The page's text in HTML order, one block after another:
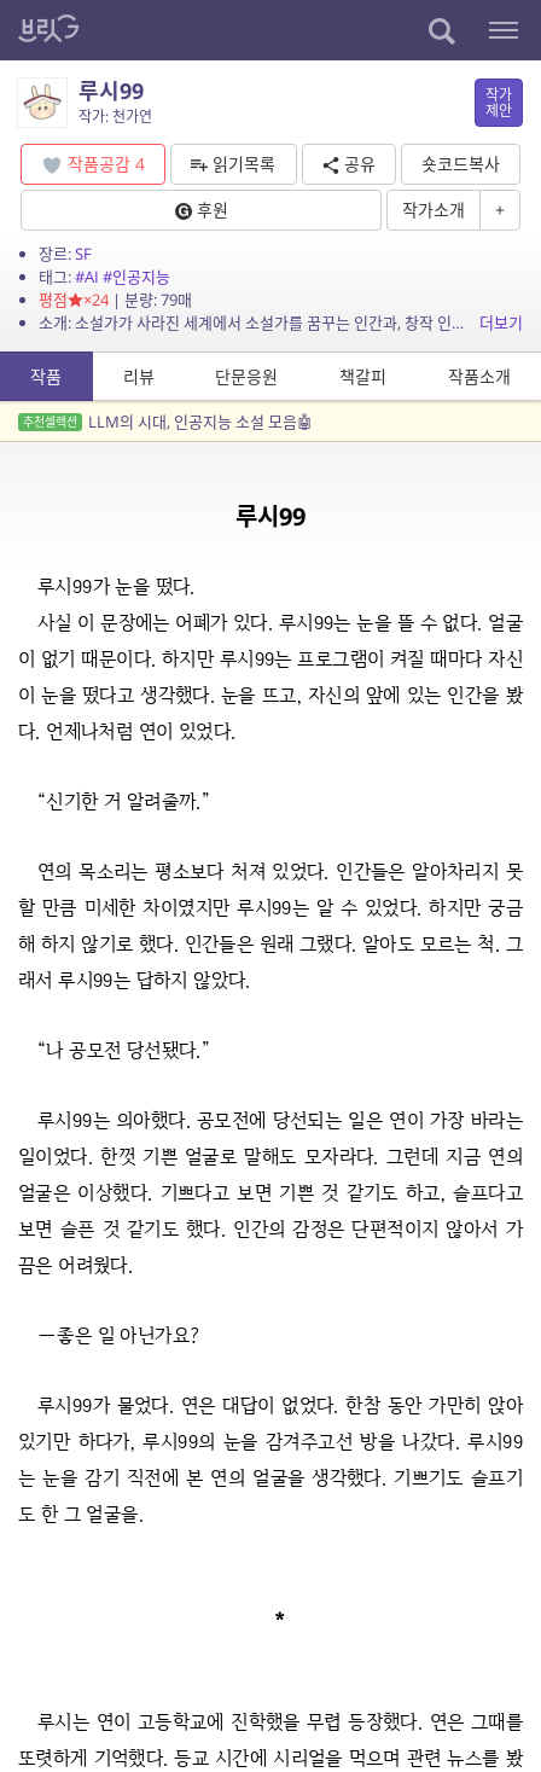
루시99
작가: 천가연
작가
제안
작품공감 4 읽기목록 공유
숏코드복사
후원
작가소개 +
장르:SF
태그:#AI #인공지능
평점
×24| 분량: 79매
소개: 소설가가 사라진 세계에서 소설가를 꿈꾸는 인간과, 창작 인공지능으로 태어났지만 창작자보다 독자가 되길 원하는 인공지능의 이야기
더보기
작품 리뷰 단문응원 책갈피 작품소개
추천셀렉션 LLM의 시대, 인공지능 소설 모음🤖
루시99
루시99가 눈을 떴다.
사실 이 문장에는 어폐가 있다. 루시99는 눈을 뜰 수 없다. 얼굴
이 없기 때문이다. 하지만 루시99는 프로그램이 켜질 때마다 자신
이 눈을 떴다고 생각했다. 눈을 뜨고, 자신의 앞에 있는 인간을 봤
다. 언제나처럼 연이 있었다.
“신기한 거 알려줄까.”
연의 목소리는 평소보다 처져 있었다. 인간들은 알아차리지 못
할 만큼 미세한 차이였지만 루시99는 알 수 있었다. 하지만 궁금
해 하지 않기로 했다. 인간들은 원래 그랬다. 알아도 모르는 척. 그
래서 루시99는 답하지 않았다.
“나 공모전 당선됐다.”
루시99는 의아했다. 공모전에 당선되는 일은 연이 가장 바라는
일이었다. 한껏 기쁜 얼굴로 말해도 모자라다. 그런데 지금 연의
얼굴은 이상했다. 기쁘다고 보면 기쁜 것 같기도 하고, 슬프다고
보면 슬픈 것 같기도 했다. 인간의 감정은 단편적이지 않아서 가
끔은 어려웠다.
―좋은 일 아닌가요?
루시99가 물었다. 연은 대답이 없었다. 한참 동안 가만히 앉아
있기만 하다가, 루시99의 눈을 감겨주고선 방을 나갔다. 루시99
는 눈을 감기 직전에 본 연의 얼굴을 생각했다. 기쁘기도 슬프기
도 한 그 얼굴을.
*
루시는 연이 고등학교에 진학했을 무렵 등장했다. 연은 그때를
또렷하게 기억했다. 등교 시간에 시리얼을 먹으며 관련 뉴스를 봤